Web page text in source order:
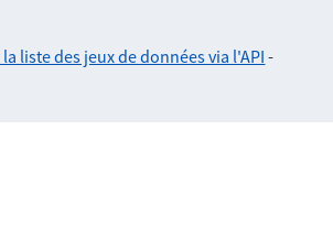
liste des jeux de données via l'API -